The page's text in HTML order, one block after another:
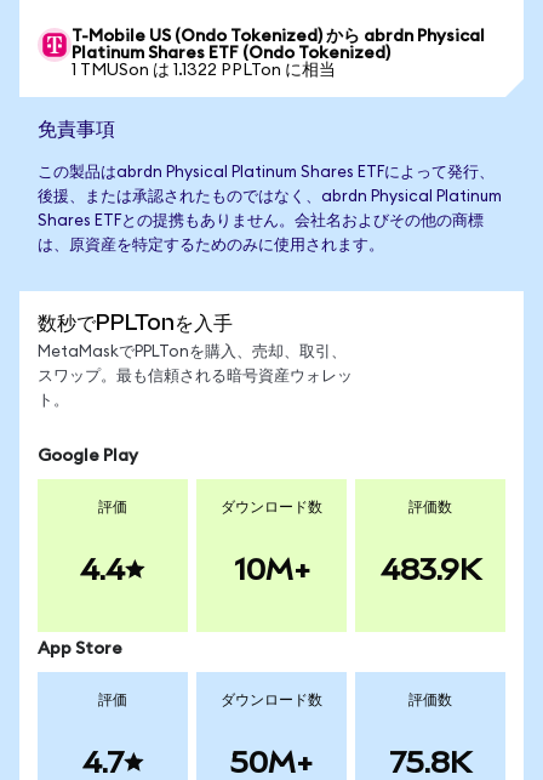
T-Mobile US (Ondo Tokenized) から abrdn Physical
Platinum Shares ETF (Ondo Tokenized)
1 TMUSon は 1.1322 PPLTon に相当
免責事項
この製品はabrdn Physical Platinum Shares ETFによって発行、
後援、または承認されたものではなく、abrdn Physical Platinum
Shares ETFとの提携もありません。会社名およびその他の商標
は、原資産を特定するためのみに使用されます。
数秒でPPLTonを入手
MetaMaskでPPLTonを購入、売却、取引、
スワップ。最も信頼される暗号資産ウォレッ
ト。
Google Play
評価
4.4
ダウンロード数
10M+
評価数
483.9K
App Store
評価
4.7
ダウンロード数
50M+
評価数
75.8K